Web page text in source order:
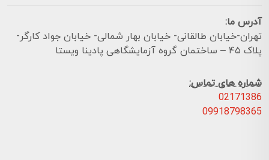
آدرس ما:
تهران-خیابان طالقانی- خیابان بهار شمالی- خیابان جواد کارگر-
پلاک ۴۵ – ساختمان گروه آزمایشگاهی پادینا ویستا
شماره های تماس:
02171386
09918798365